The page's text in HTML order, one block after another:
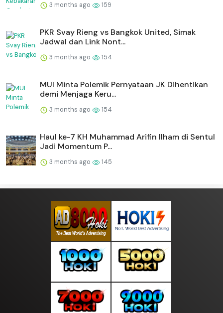
3 months ago 159
PKR Svay Rieng vs Bangkok United, Simak
Jadwal dan Link Nont...
3 months ago 154
MUI Minta Polemik Pernyataan JK Dihentikan
demi Menjaga Keru...
3 months ago 154
Haul ke-7 KH Muhammad Arifin Ilham di Sentul
Jadi Momentum P...
3 months ago 145